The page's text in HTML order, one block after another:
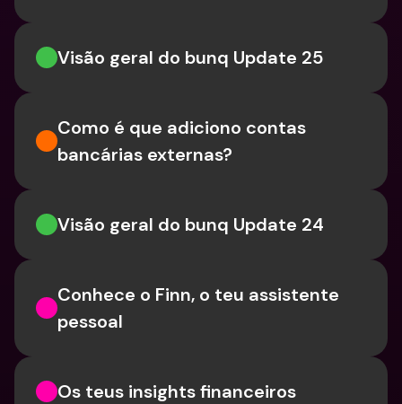
Visão geral do bunq Update 25
Como é que adiciono contas
bancárias externas?
Visão geral do bunq Update 24
Conhece o Finn, o teu assistente
pessoal
Os teus insights financeiros